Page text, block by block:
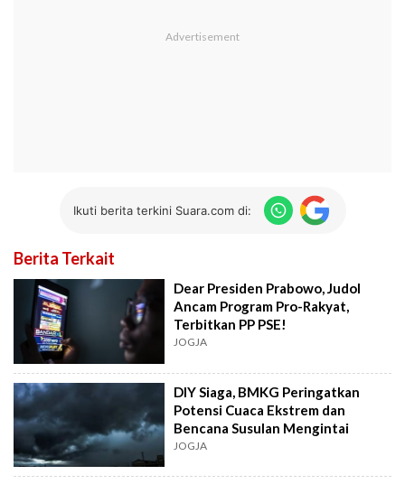
Ikuti berita terkini Suara.com di:
Berita Terkait
Dear Presiden Prabowo, Judol
Ancam Program Pro-Rakyat,
Terbitkan PP PSE!
JOGJA
DIY Siaga, BMKG Peringatkan
Potensi Cuaca Ekstrem dan
Bencana Susulan Mengintai
JOGJA